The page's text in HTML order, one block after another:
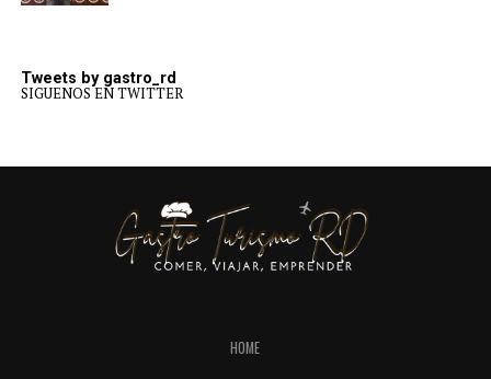
Tweets by gastro_rd
SIGUENOS EN TWITTER
HOME